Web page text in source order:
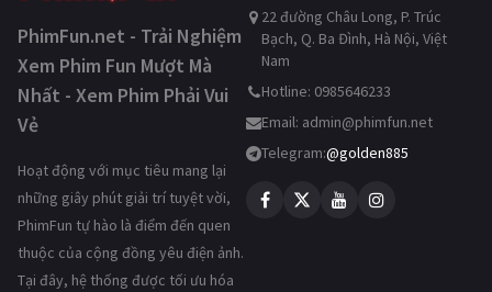
PhimFun.net - Trải Nghiệm
Xem Phim Fun Mượt Mà
Nhất - Xem Phim Phải Vui
Vẻ
Hoạt động với mục tiêu mang lại
những giây phút giải trí tuyệt vời,
PhimFun tự hào là điểm đến quen
thuộc của cộng đồng yêu điện ảnh.
Tại đây, hệ thống được tối ưu hóa
22 đường Châu Long, P. Trúc
Bạch, Q. Ba Đình, Hà Nội, Việt
Nam
Hotline: 0985646233
Email: admin@phimfun.net
Telegram:@golden885